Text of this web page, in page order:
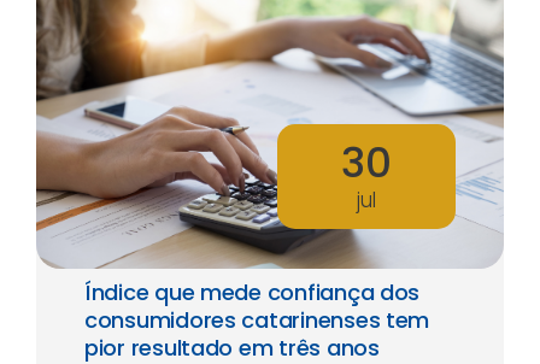
30
jul
Índice que mede confiança dos
consumidores catarinenses tem
pior resultado em três anos